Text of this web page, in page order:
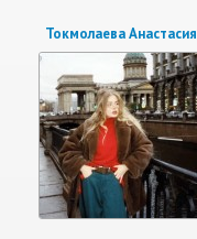
Токмолаева Анастасия